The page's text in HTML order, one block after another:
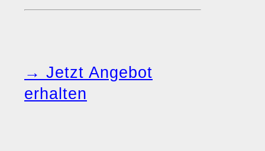
→ Jetzt Angebot
erhalten